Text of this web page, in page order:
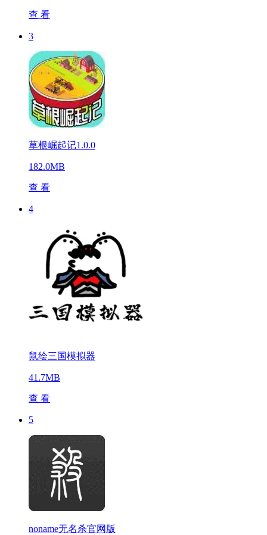
查 看
3
草根崛起记1.0.0
182.0MB
查 看
4
鼠绘三国模拟器
41.7MB
查 看
5
noname无名杀官网版